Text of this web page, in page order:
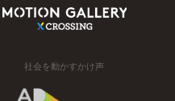
社会を動かすかけ声